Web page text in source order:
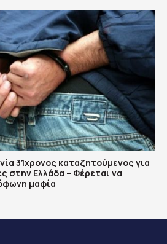
31χρονος καταζητούμενος για
στην Ελλάδα – Φέρεται να
μαφία